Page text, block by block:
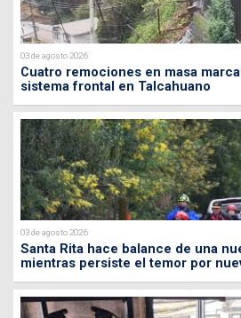
03 de agosto 2026
Cuatro remociones en masa
sistema frontal en Talcahuano
03 de agosto 2026
Santa Rita hace balance de una
mientras persiste el temor por